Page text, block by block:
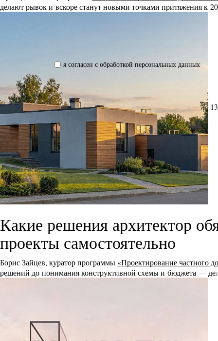
я согласен с обработкой персональных данных
делают рывок и вскоре станут новыми точками притяжения к
Какие решения архитектор
проекты самостоятельно
Борис Зайцев, куратор программы «Проектирование частного
решений до понимания конструктивной схемы и бюджета —